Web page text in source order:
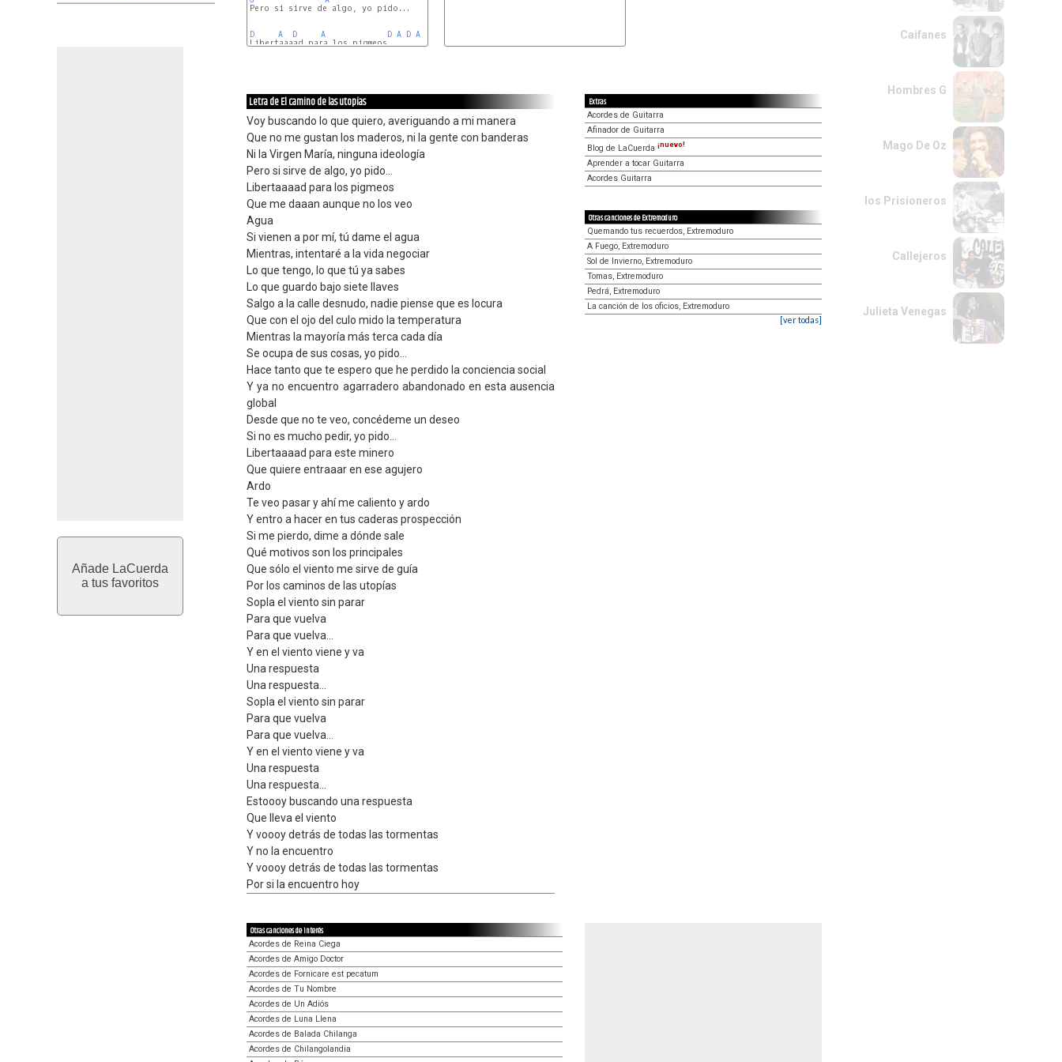
Añade LaCuerda
a tus favoritos
Pero si sirve de algo, yo pido...
D A D A D A D A
Letra de El camino de las utopías
Voy buscando lo que quiero, averiguando a mi manera
Que no me gustan los maderos, ni la gente con banderas
Ni la Virgen María, ninguna ideología
Pero si sirve de algo, yo pido...
Libertaaaad para los pigmeos
Que me daaan aunque no los veo
Agua
Si vienen a por mí, tú dame el agua
Mientras, intentaré a la vida negociar
Lo que tengo, lo que tú ya sabes
Lo que guardo bajo siete llaves
Salgo a la calle desnudo, nadie piense que es locura
Que con el ojo del culo mido la temperatura
Mientras la mayoría más terca cada día
Se ocupa de sus cosas, yo pido...
Hace tanto que te espero que he perdido la conciencia social
Y ya no encuentro agarradero abandonado en esta ausencia
global
Desde que no te veo, concédeme un deseo
Si no es mucho pedir, yo pido...
Libertaaaad para este minero
Que quiere entraaar en ese agujero
Ardo
Te veo pasar y ahí me caliento y ardo
Y entro a hacer en tus caderas prospección
Si me pierdo, dime a dónde sale
Qué motivos son los principales
Que sólo el viento me sirve de guía
Por los caminos de las utopías
Sopla el viento sin parar
Para que vuelva
Para que vuelva...
Y en el viento viene y va
Una respuesta
Una respuesta...
Sopla el viento sin parar
Para que vuelva
Para que vuelva...
Y en el viento viene y va
Una respuesta
Una respuesta...
Estoooy buscando una respuesta
Que lleva el viento
Y voooy detrás de todas las tormentas
Y no la encuentro
Y voooy detrás de todas las tormentas
Por si la encuentro hoy
Extras
Acordes de Guitarra
Afinador de Guitarra
Blog de LaCuerda ¡nuevo!
Aprender a tocar Guitarra
Acordes Guitarra
Otras canciones de Extremoduro
Quemando tus recuerdos, Extremoduro
A Fuego, Extremoduro
Sol de Invierno, Extremoduro
Tomas, Extremoduro
Pedrá, Extremoduro
La canción de los oficios, Extremoduro
[ver todas]
Otras canciones de interés
Acordes de Reina Ciega
Acordes de Amigo Doctor
Acordes de Fornicare est pecatum
Acordes de Tu Nombre
Acordes de Un Adiós
Acordes de Luna Llena
Acordes de Balada Chilanga
Acordes de Chilangolandia
Caifanes
Hombres G
Mago De Oz
los Prisioneros
Callejeros
Julieta Venegas